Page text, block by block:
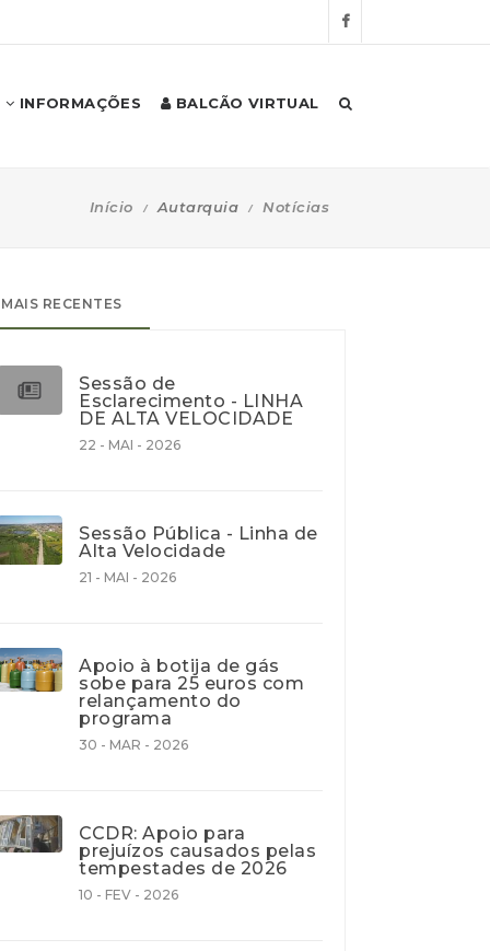
INFORMAÇÕES BALCÃO VIRTUAL
Início Autarquia Notícias
MAIS RECENTES
Sessão de
Esclarecimento - LINHA
DE ALTA VELOCIDADE
22 - MAI - 2026
Sessão Pública - Linha de
Alta Velocidade
21 - MAI - 2026
Apoio à botija de gás
sobe para 25 euros com
relançamento do
programa
30 - MAR - 2026
CCDR: Apoio para
prejuízos causados pelas
tempestades de 2026
10 - FEV - 2026